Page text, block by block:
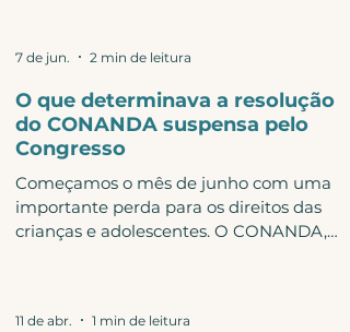
O que determinava a resolução
do CONANDA suspensa pelo
Congresso
Começamos o mês de junho com uma
importante perda para os direitos das
crianças e adolescentes. O CONANDA,
para melhorar o atendimento de
7 de jun. 2 min de leitura
11 de abr. 1 min de leitura